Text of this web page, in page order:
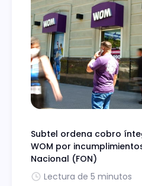
Subtel ordena cobro
WOM por
Nacional (FON)
Lectura de 5 minutos